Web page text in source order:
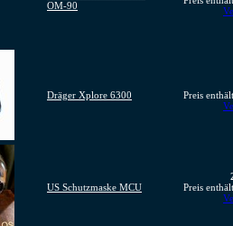
OM-90
Dräger Xplore 6300
Preis
US Schutzmaske MCU
Preis